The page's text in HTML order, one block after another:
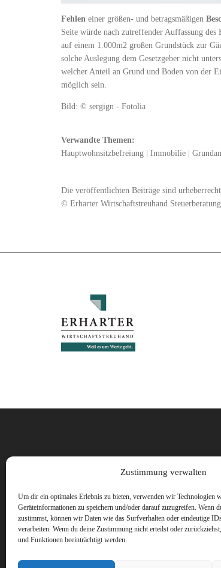
Zustimmung verwalten
Um dir ein optimales Erlebnis zu bieten, verwenden wir Technologien
Geräteinformationen zu speichern und/oder darauf zuzugreifen. Wenn
zustimmst, können wir Daten wie das Surfverhalten oder eindeutige
verarbeiten. Wenn du deine Zustimmung nicht erteilst oder
und Funktionen beeinträchtigt werden.
Fehlen einer größen- und betragsmäßigen
Seite würde nach zutreffender Auffassung des
auf einem 1.000m2 großen Grundstück zur
solche Auslegung dem Gesetzgeber nicht
welcher Anteil an Grund und Boden von der
möglich sein.
Bild: © sergign - Fotolia
Verwandte Themen:
Hauptwohnsitzbefreiung | Immobilie |
Die veröffentlichten Beiträge sind
© Erharter Wirtschaftstreuhand
Vorname